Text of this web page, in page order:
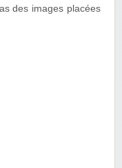
des images placées